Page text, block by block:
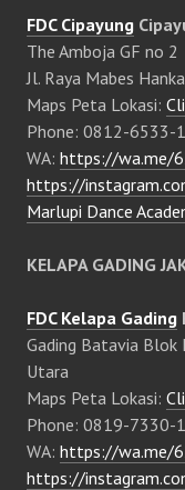
FDC Cipayung
The Amboja GF no 2
Jl. Raya Mabes
Maps Peta Lokasi:
Phone: 0812-6533-
WA: https://wa.me/
https://
Marlupi Dance
KELAPA GADING
FDC Kelapa Gading
Gading Batavia Blok
Utara
Maps Peta Lokasi:
Phone: 0819-7330-
WA: https://wa.me/
https://